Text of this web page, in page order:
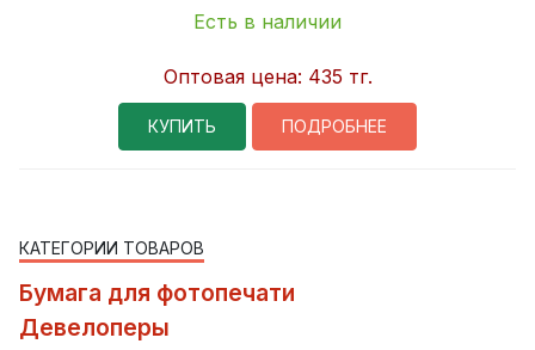
Есть в наличии
Оптовая цена: 435 тг.
КУПИТЬ ПОДРОБНЕЕ
КАТЕГОРИИ ТОВАРОВ
Бумага для фотопечати
Девелоперы